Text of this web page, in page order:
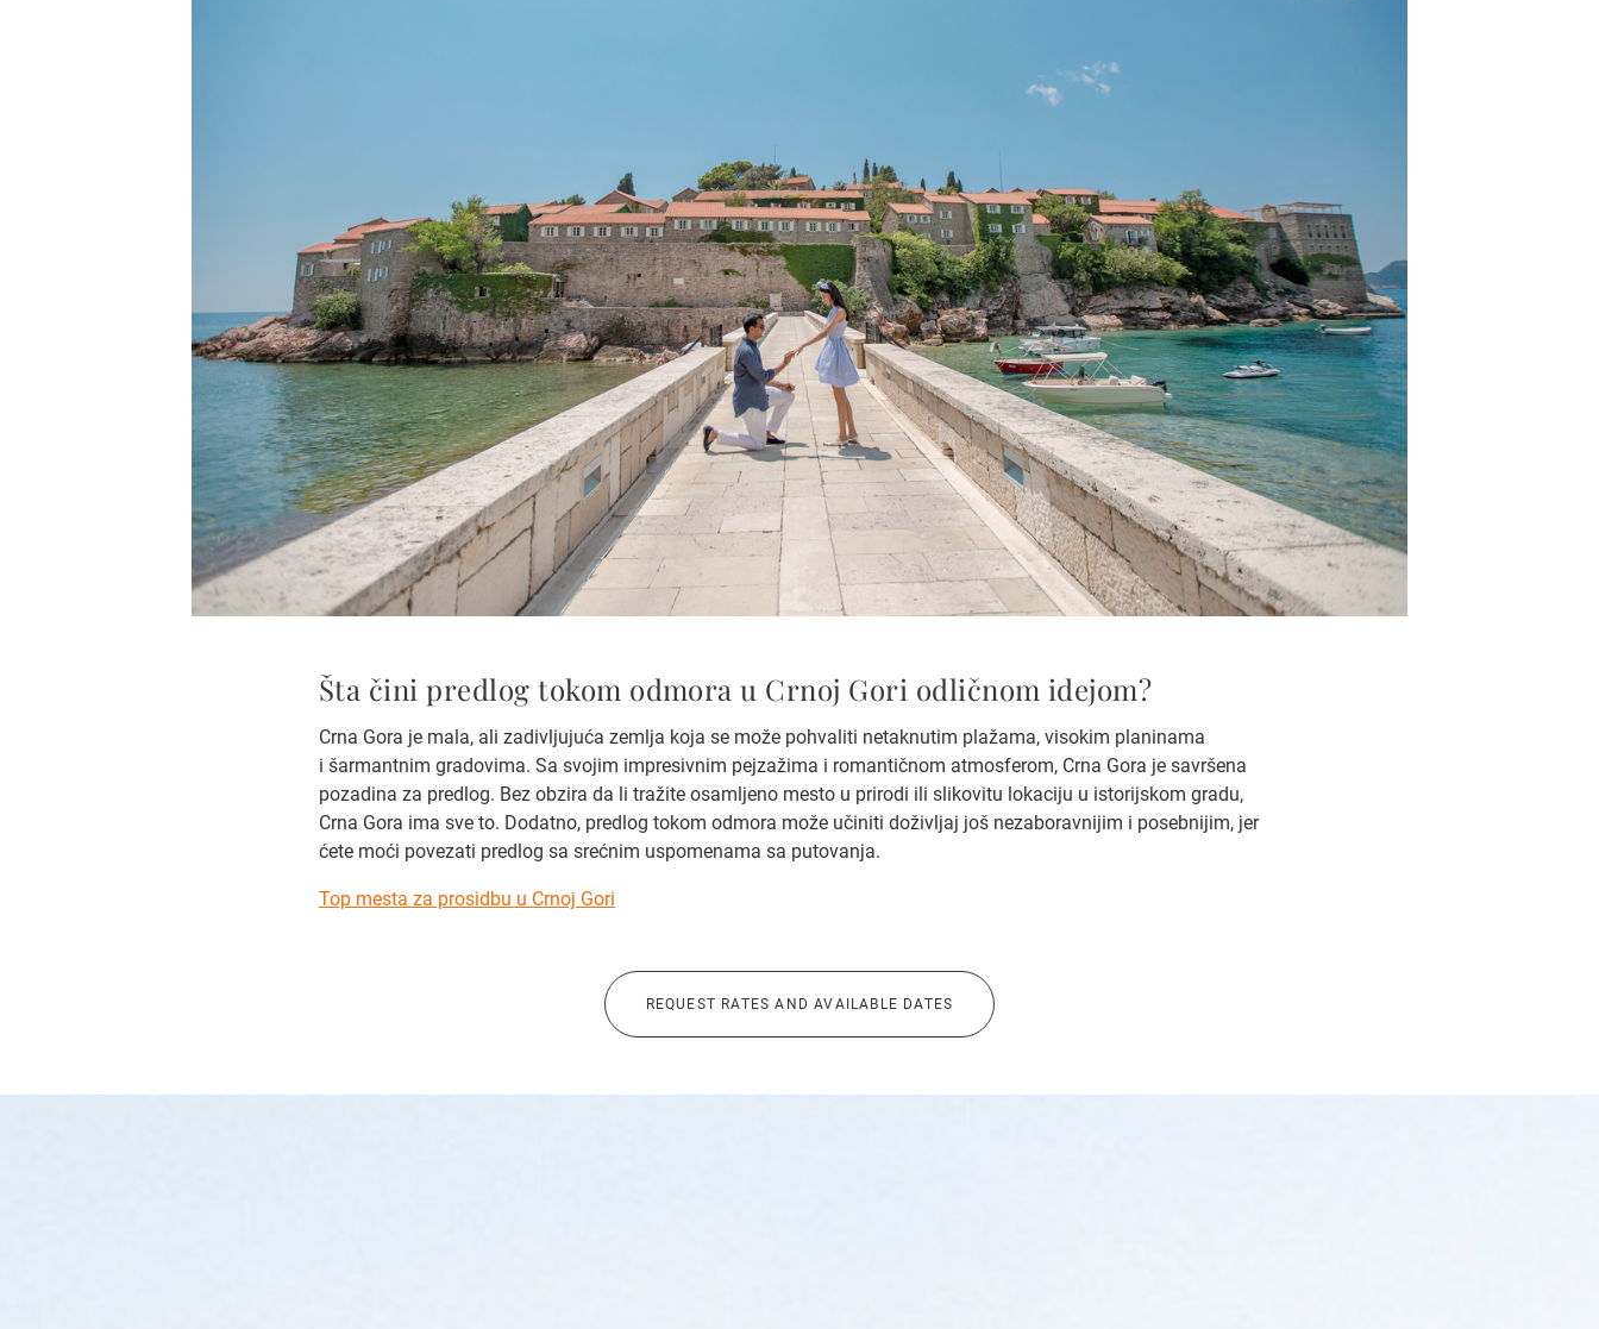
Šta čini predlog tokom odmora u Crnoj Gori odličnom idejom?
Crna Gora je mala, ali zadivljujuća zemlja koja se može pohvaliti netaknutim plažama, visokim planinama
i šarmantnim gradovima. Sa svojim impresivnim pejzažima i romantičnom atmosferom, Crna Gora je savršena
pozadina za predlog. Bez obzira da li tražite osamljeno mesto u prirodi ili slikovitu lokaciju u istorijskom gradu,
Crna Gora ima sve to. Dodatno, predlog tokom odmora može učiniti doživljaj još nezaboravnijim i posebnijim, jer
ćete moći povezati predlog sa srećnim uspomenama sa putovanja.
Top mesta za prosidbu u Crnoj Gori
REQUEST RATES AND AVAILABLE DATES